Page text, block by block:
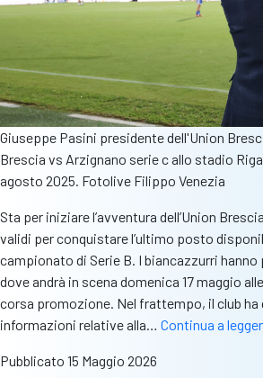
Giuseppe Pasini presidente dell'Union
Brescia vs Arzignano serie c allo stadio
agosto 2025. Fotolive Filippo Venezia
Sta per iniziare l’avventura dell’Union
validi per conquistare l’ultimo posto
campionato di Serie B. I biancazzurri hanno
dove andrà in scena domenica 17 maggio
corsa promozione. Nel frattempo, il club
informazioni relative alla… Continua a
Pubblicato 15 Maggio 2026